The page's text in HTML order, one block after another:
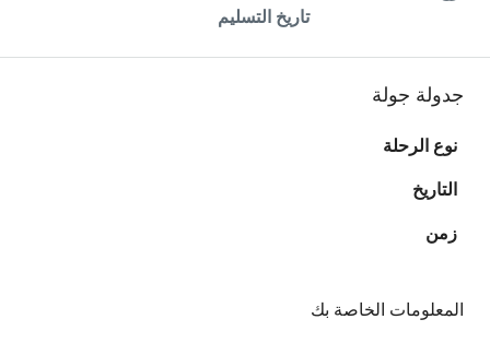
تاريخ التسليم
جدولة جولة
نوع الرحلة
التاريخ
زمن
المعلومات الخاصة بك